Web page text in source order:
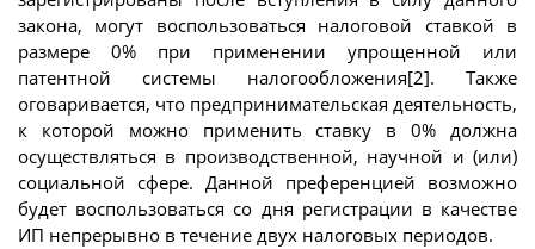
закона, могут воспользоваться налоговой ставкой в
размере 0% при применении упрощенной или
патентной системы налогообложения[2]. Также
оговаривается, что предпринимательская деятельность,
к которой можно применить ставку в 0% должна
осуществляться в производственной, научной и (или)
социальной сфере. Данной преференцией возможно
будет воспользоваться со дня регистрации в качестве
ИП непрерывно в течение двух налоговых периодов.